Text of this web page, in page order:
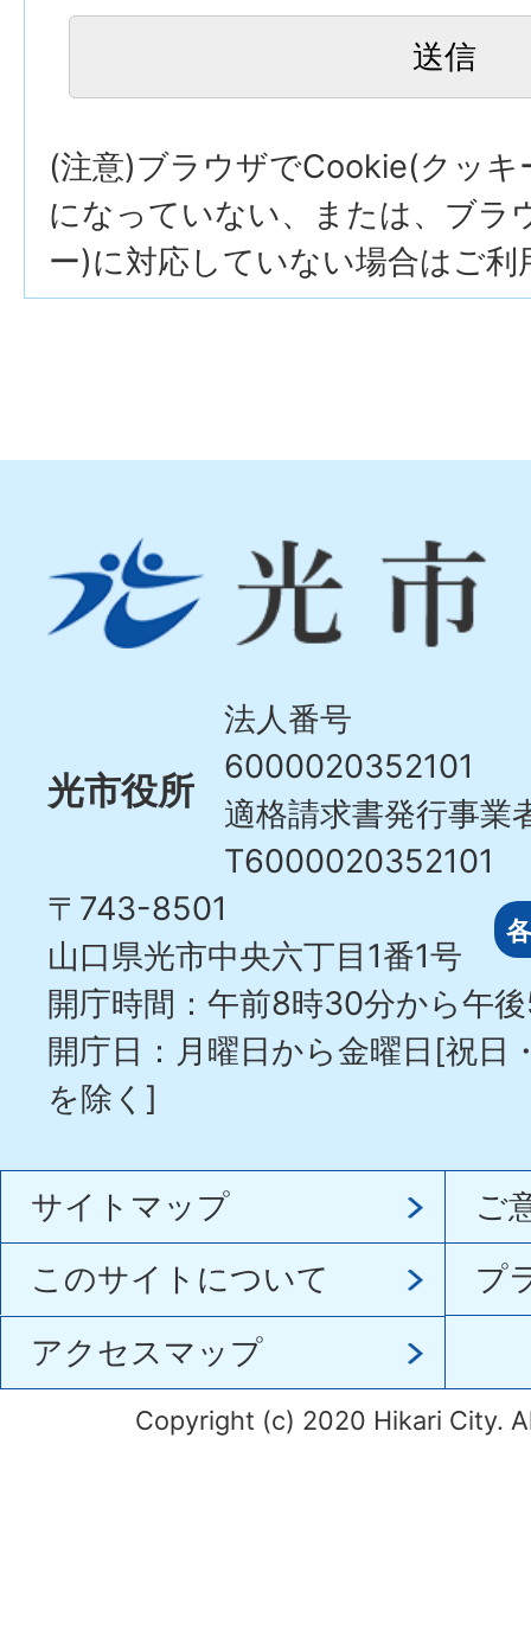
(注意)ブラウザでCookie(クッキ
になっていない、または、ブラ
ー)に対応していない場合はご利
市
Hikari
光市役所
法人番号
6000020352101
適格請求書発行事業
T6000020352101
〒743-8501
山口県光市中央六丁目1番1号
開庁時間：午前8時30分から午
開庁日：月曜日から金曜日[祝日
を除く]
サイトマップ
ご
このサイトについて
プ
アクセスマップ
Copyright (c) 2020 Hikari City.